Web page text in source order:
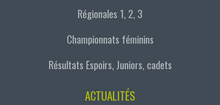
Régionales 1, 2, 3
Championnats féminins
Résultats Espoirs, Juniors, cadets
ACTUALITÉS